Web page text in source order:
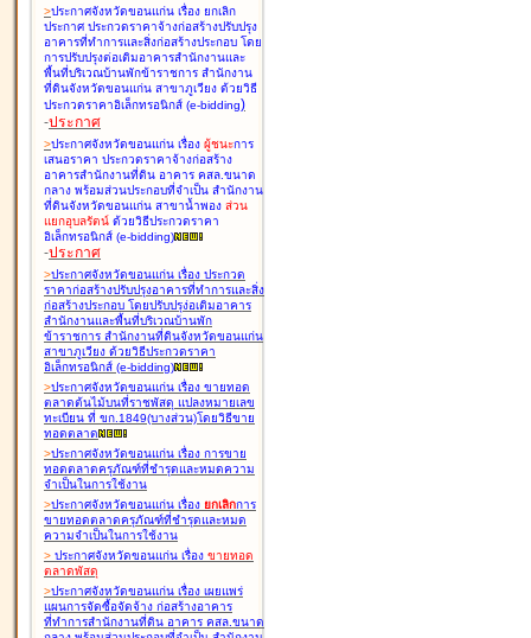
>ประกาศจังหวัดขอนแก่น เรื่อง ยกเลิก
ประกาศ ประกวดราคาจ้างก่อสร้างปรับปรุง
อาคารที่ทำการและสิ่งก่อสร้างประกอบ โดย
การปรับปรุงต่อเติมอาคารสำนักงานและ
พื้นที่บริเวณบ้านพักข้าราชการ สำนักงาน
ที่ดินจังหวัดขอนแก่น สาขาภูเวียง ด้วยวิธี
ประกวดราคาอิเล็กทรอนิกส์ (e-bidding)
-ประกาศ
>ประกาศจังหวัดขอนแก่น เรื่อง ผู้ชนะการ
เสนอราคา ประกวดราคาจ้างก่อสร้าง
อาคารสำนักงานที่ดิน อาคาร คสล.ขนาด
กลาง พร้อมส่วนประกอบที่จำเป็น สำนักงาน
ที่ดินจังหวัดขอนแก่น สาขาน้ำพอง ส่วน
แยกอุบลรัตน์ ด้วยวิธีประกวดราคา
อิเล็กทรอนิกส์ (e-bidding)
-ประกาศ
>ประกาศจังหวัดขอนแก่น เรื่อง ประกวด
ราคาก่อสร้างปรับปรุงอาคารที่ทำการและสิ่ง
ก่อสร้างประกอบ โดยปรับปรุง่อเติมอาคาร
สำนักงานและพื้นที่บริเวณบ้านพัก
ข้าราชการ สำนักงานที่ดินจังหวัดขอนแก่น
สาขาภูเวียง ด้วยวิธีประกวดราคา
อิเล็กทรอนิกส์ (e-bidding)
>ประกาศจังหวัดขอนแก่น เรื่อง ขายทอด
ตลาดต้นไม้บนที่ราชพัสดุ แปลงหมายเลข
ทะเบียน ที่ ขก.1849(บางส่วน)โดยวิธีขาย
ทอดตลาด
>ประกาศจังหวัดขอนแก่น เรื่อง การขาย
ทอดตลาดครุภัณฑ์ที่ชำรุดและหมดความ
จำเป็นในการใช้งาน
>ประกาศจังหวัดขอนแก่น เรื่อง ยกเลิกการ
ขายทอดตลาดครุภัณฑ์ที่ชำรุดและหมด
ความจำเป็นในการใช้งาน
> ประกาศจังหวัดขอนแก่น เรื่อง ขายทอด
ตลาดพัสดุ
>ประกาศจังหวัดขอนแก่น เรื่อง เผยแพร่
แผนการจัดซื้อจัดจ้าง ก่อสร้างอาคาร
ที่ทำการสำนักงานที่ดิน อาคาร คสล.ขนาด